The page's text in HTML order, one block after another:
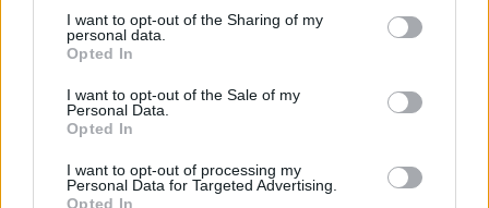
I want to opt-out of the Sharing of my
personal data.
Opted In
I want to opt-out of the Sale of my
Personal Data.
Opted In
I want to opt-out of processing my
Personal Data for Targeted Advertising.
Opted In
Στην παραπάνω εικόνα προστίθεται και το
πρόβλημα της έλλειψης ειδικευόμενων ιατρών
καθώς και διοικητικού προσωπικού κάτι που
υποβαθμίζει ακόμα περισσότερο τη λειτουργία